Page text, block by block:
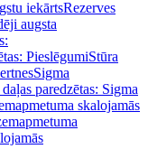
iekārtsRezerves
augsta
PieslēgumiStūra
Sigma
paredzētas: Sigma
skalojamās